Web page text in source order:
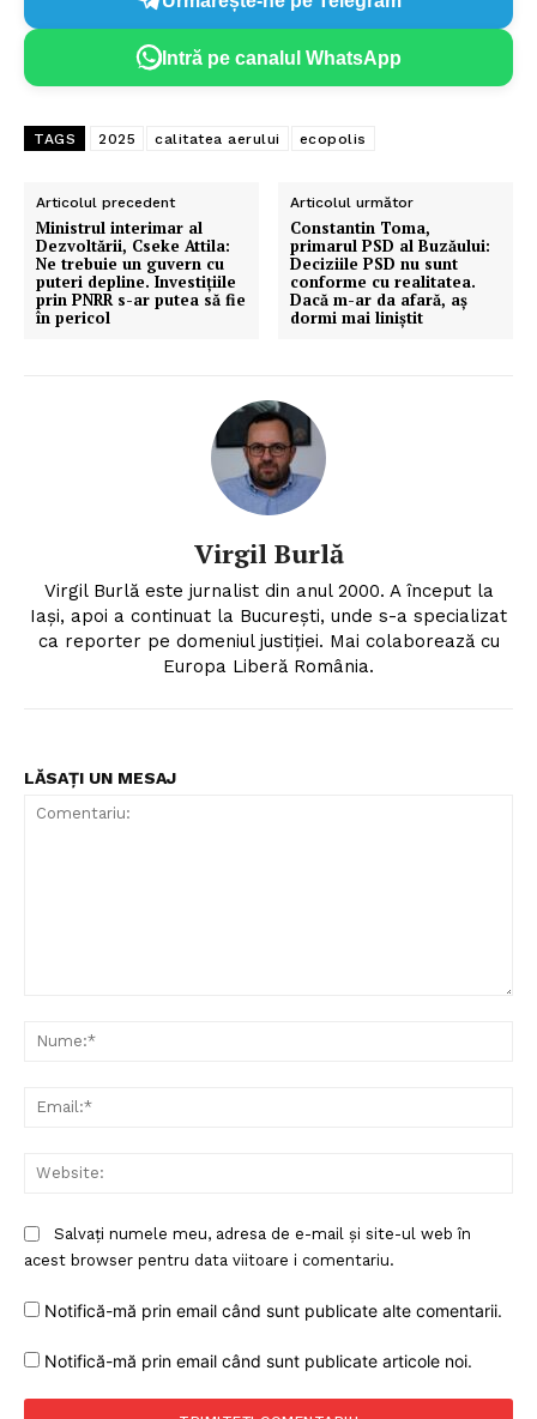
Intră pe canalul WhatsApp
TAGS 2025 calitatea aerului ecopolis
Articolul precedent
​Ministrul interimar al
Dezvoltării, Cseke Attila:
Ne trebuie un guvern cu
puteri depline. Investiţiile
prin PNRR s-ar putea să fie
în pericol
Articolul următor
Constantin Toma,
primarul PSD al Buzăului:
Deciziile PSD nu sunt
conforme cu realitatea.
Dacă m-ar da afară, aş
dormi mai liniştit
Virgil Burlă
Virgil Burlă este jurnalist din anul 2000. A început la
Iași, apoi a continuat la București, unde s-a specializat
ca reporter pe domeniul justiției. Mai colaborează cu
Europa Liberă România.
LĂSAȚI UN MESAJ
Salvați numele meu, adresa de e-mail și site-ul web în
acest browser pentru data viitoare i comentariu.
Notifică-mă prin email când sunt publicate alte comentarii.
Notifică-mă prin email când sunt publicate articole noi.